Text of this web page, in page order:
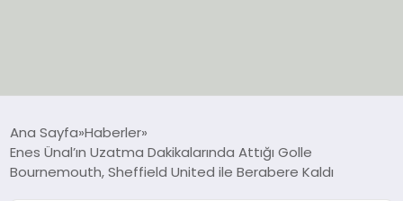
Ana Sayfa Haberler
Enes Ünal’ın Uzatma Dakikalarında Attığı Golle
Bournemouth, Sheffield United ile Berabere Kaldı